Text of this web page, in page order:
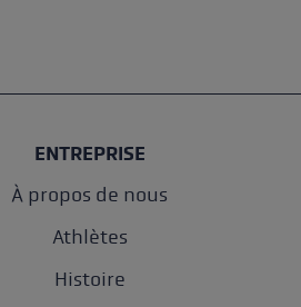
ENTREPRISE
À propos de nous
Athlètes
Histoire